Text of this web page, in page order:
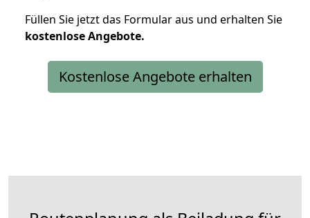
Füllen Sie jetzt das Formular aus und erhalten Sie
kostenloseAngebote.
Kostenlose Angebote erhalten